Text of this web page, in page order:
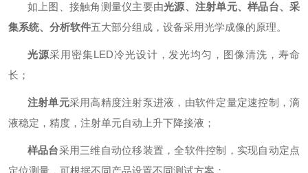
如上图、接触角测量仪主要由光源、注射单元、样品台、采
集系统、分析软件五大部分组成，设备采用光学成像的原理。
光源采用密集LED冷光设计，发光均匀，图像清洗，寿命
长；
注射单元采用高精度注射泵进液，由软件定量定速控制，滴
液稳定，精度，注射单元自动上升下降接液；
样品台采用三维自动位移装置，全软件控制，实现自动定点
定位测量，可根据不同产品设置不同测试方案；